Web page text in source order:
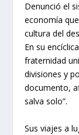
Denunció el
economía
cultura del
En su
fraternidad
divisiones y
documento,
salva solo”.
Sus viajes a